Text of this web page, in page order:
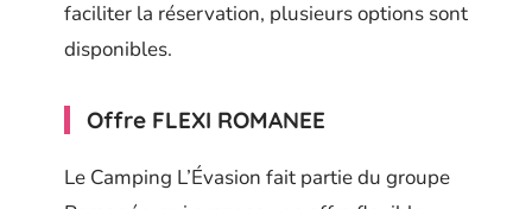
faciliter la réservation, plusieurs options sont
disponibles.
Offre FLEXI ROMANEE
Le Camping L’Évasion fait partie du groupe